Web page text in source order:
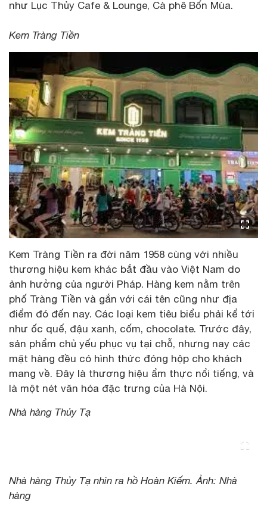
như Lục Thủy Cafe & Lounge, Cà phê Bốn Mùa.
Kem Tràng Tiền
Kem Tràng Tiền ra đời năm 1958 cùng với nhiều
thương hiệu kem khác bắt đầu vào Việt Nam do
ảnh hưởng của người Pháp. Hàng kem nằm trên
phố Tràng Tiền và gắn với cái tên cũng như địa
điểm đó đến nay. Các loại kem tiêu biểu phải kể tới
như ốc quế, đậu xanh, cốm, chocolate. Trước đây,
sản phẩm chủ yếu phục vụ tại chỗ, nhưng nay các
mặt hàng đều có hình thức đóng hộp cho khách
mang về. Đây là thương hiệu ẩm thực nổi tiếng, và
là một nét văn hóa đặc trưng của Hà Nội.
Nhà hàng Thủy Tạ
Nhà hàng Thủy Tạ nhìn ra hồ Hoàn Kiếm. Ảnh: Nhà
hàng